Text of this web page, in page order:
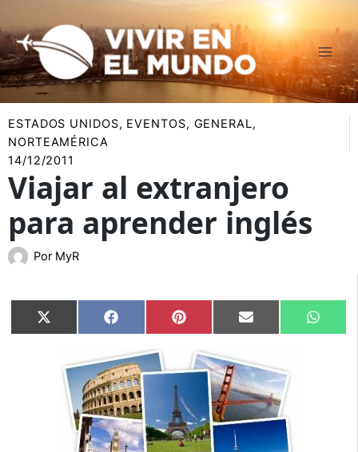
al
contenido
ESTADOS UNIDOS, EVENTOS, GENERAL,
NORTEAMÉRICA
14/12/2011
Viajar al extranjero
para aprender inglés
Por MyR
Compartir
en
X
(Twitter)
Compartir
en
Facebook Compartir
en
Pinterest Compartir
en
Email
en